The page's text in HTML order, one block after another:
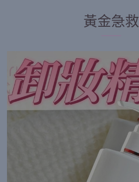
黃金急救